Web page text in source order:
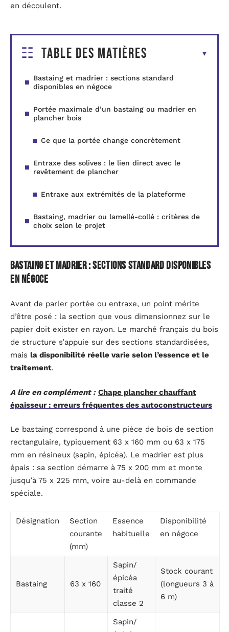
en découlent.
Table des matières
Bastaing et madrier : sections standard
disponibles en négoce
Portée maximale d’un bastaing ou madrier en
plancher bois
Ce que la portée change concrètement
Entraxe des solives : le lien direct avec le
revêtement de plancher
Entraxe aux extrémités de la plateforme
Bastaing, madrier ou lamellé-collé : critères de
choix selon le projet
Bastaing et madrier : sections standard disponibles
en négoce
Avant de parler portée ou entraxe, un point mérite
d’être posé : la section que vous dimensionnez sur le
papier doit exister en rayon. Le marché français du bois
de structure s’appuie sur des sections standardisées,
mais la disponibilité réelle varie selon l’essence et le
traitement.
A lire en complément : Chape plancher chauffant
épaisseur : erreurs fréquentes des autoconstructeurs
Le bastaing correspond à une pièce de bois de section
rectangulaire, typiquement 63 x 160 mm ou 63 x 175
mm en résineux (sapin, épicéa). Le madrier est plus
épais : sa section démarre à 75 x 200 mm et monte
jusqu’à 75 x 225 mm, voire au-delà en commande
spéciale.
Désignation
Section
courante
(mm)
Essence
habituelle
Disponibilité
en négoce
Bastaing 63 x 160
Sapin/
épicéa
traité
classe 2
Stock courant
(longueurs 3 à
6 m)
Sapin/